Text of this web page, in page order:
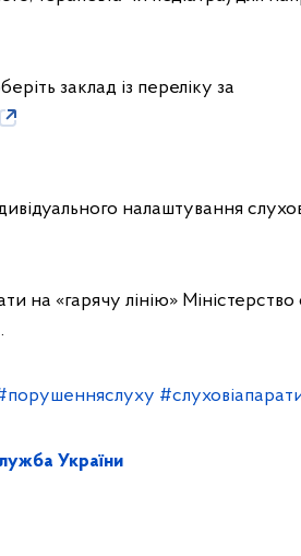
заклад із переліку за
налаштування
на «гарячу лінію»
України